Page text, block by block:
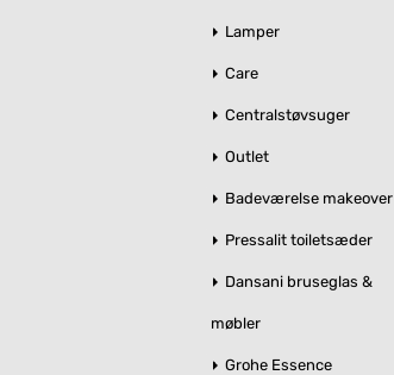
Lamper
Care
Centralstøvsuger
Outlet
Badeværelse makeover
Pressalit toiletsæder
Dansani bruseglas &
møbler
Grohe Essence